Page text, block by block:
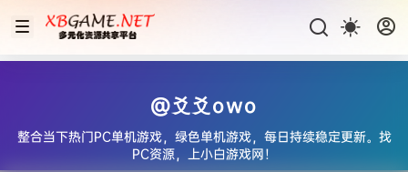
@爻爻owo
整合当下热门PC单机游戏，绿色单机游戏，每日持续稳定更新。找
PC资源，上小白游戏网！